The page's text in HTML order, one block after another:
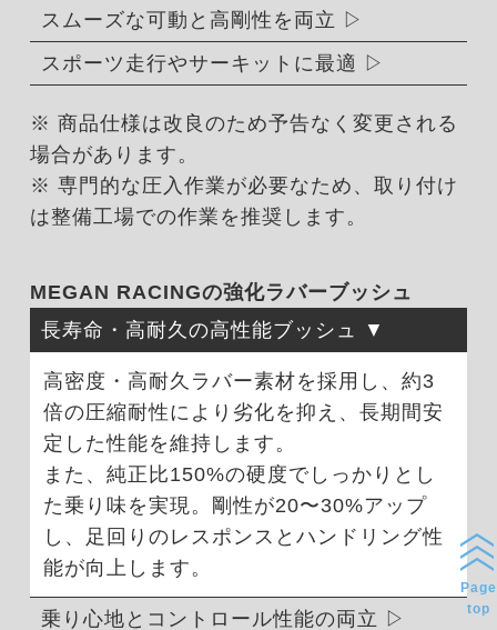
スムーズな可動と高剛性を両立
スポーツ走行やサーキットに最適
※ 商品仕様は改良のため予告なく変更される
場合があります。
※ 専門的な圧入作業が必要なため、取り付け
は整備工場での作業を推奨します。
MEGAN RACINGの強化ラバーブッシュ
長寿命・高耐久の高性能ブッシュ
高密度・高耐久ラバー素材を採用し、約3
倍の圧縮耐性により劣化を抑え、長期間安
定した性能を維持します。
また、純正比150%の硬度でしっかりとし
た乗り味を実現。剛性が20〜30%アップ
し、足回りのレスポンスとハンドリング性
能が向上します。
乗り心地とコントロール性能の両立
Page
top